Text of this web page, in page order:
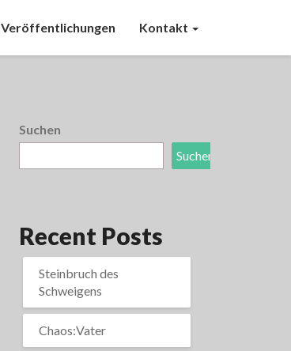
Veröffentlichungen Kontakt
Suchen
Suchen
Recent Posts
Steinbruch des
Schweigens
Chaos:Vater